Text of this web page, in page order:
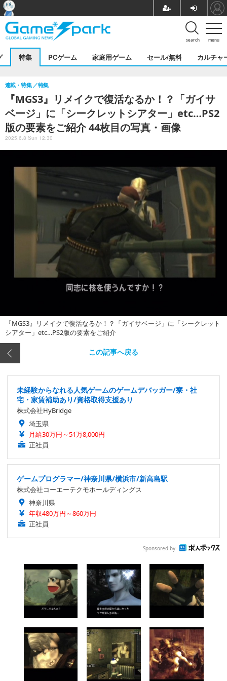
menu
search
特集 PCゲーム 家庭用ゲーム セール/無料 カルチャ
『MGS3』リメイクで復活なるか！？「ガイサ
ベージ」に「シークレットシアター」etc…PS2
版の要素をご紹介 44枚目の写真・画像
連載・特集 特集
2025.6.8 Sun 12:30
『MGS3』リメイクで復活なるか！？「ガイサベージ」に「シークレット
シアター」etc…PS2版の要素をご紹介
この記事へ戻る
未経験からなれる人気ゲームのゲームデバッガー/寮・社
宅・家賃補助あり/資格取得支援あり
株式会社HyBridge
埼玉県
月給30万円～51万8,000円
正社員
ゲームプログラマー/神奈川県/横浜市/新高島駅
株式会社コーエーテクモホールディングス
神奈川県
年収480万円～860万円
正社員
Sponsored by